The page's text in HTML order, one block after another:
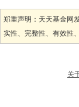
郑重声明：天天基金网
实性、完整性、有效性
关